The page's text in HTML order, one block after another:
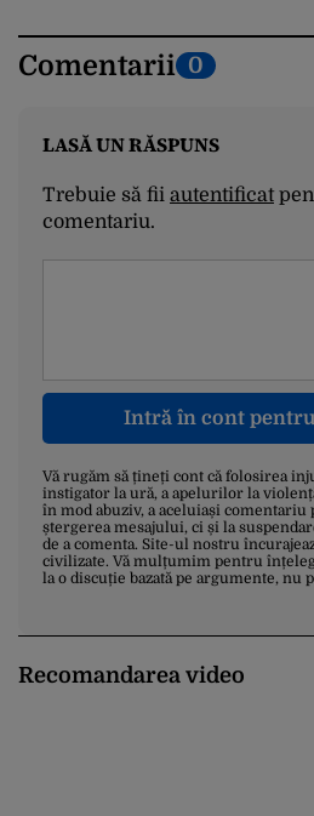
Comentarii 0
LASĂ UN RĂSPUNS
Trebuie să fii autentificat
comentariu.
Intră în cont
Vă rugăm să țineți cont că folosirea
instigator la ură, a apelurilor la
în mod abuziv, a aceluiași comentariu
ștergerea mesajului, ci și la
de a comenta. Site-ul nostru
civilizate. Vă mulțumim pentru
la o discuție bazată pe argumente, nu
Recomandarea video